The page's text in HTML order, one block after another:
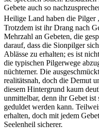
Gebete auch so
Heilige Land haben die Pilger
Trotzdem ist ihr Drang nach
Mehrzahl an Gebeten, die
darauf, dass die Sionpilger
Ablässe zu erhalten; es ist
die typischen Pilgerwege
nüchterner. Die
realitätsnah, doch die Demut
diesem Hintergrund kaum
unmittelbar, denn ihr Gebet
geduldet werden kann.
erhalten, doch mit jedem
Seelenheil sicherer.